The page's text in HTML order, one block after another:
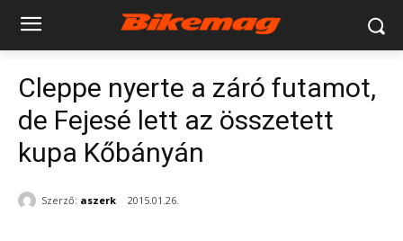
Cleppe nyerte a záró futamot,
de Fejesé lett az összetett
kupa Kőbányán
Szerző: aszerk 2015.01.26.